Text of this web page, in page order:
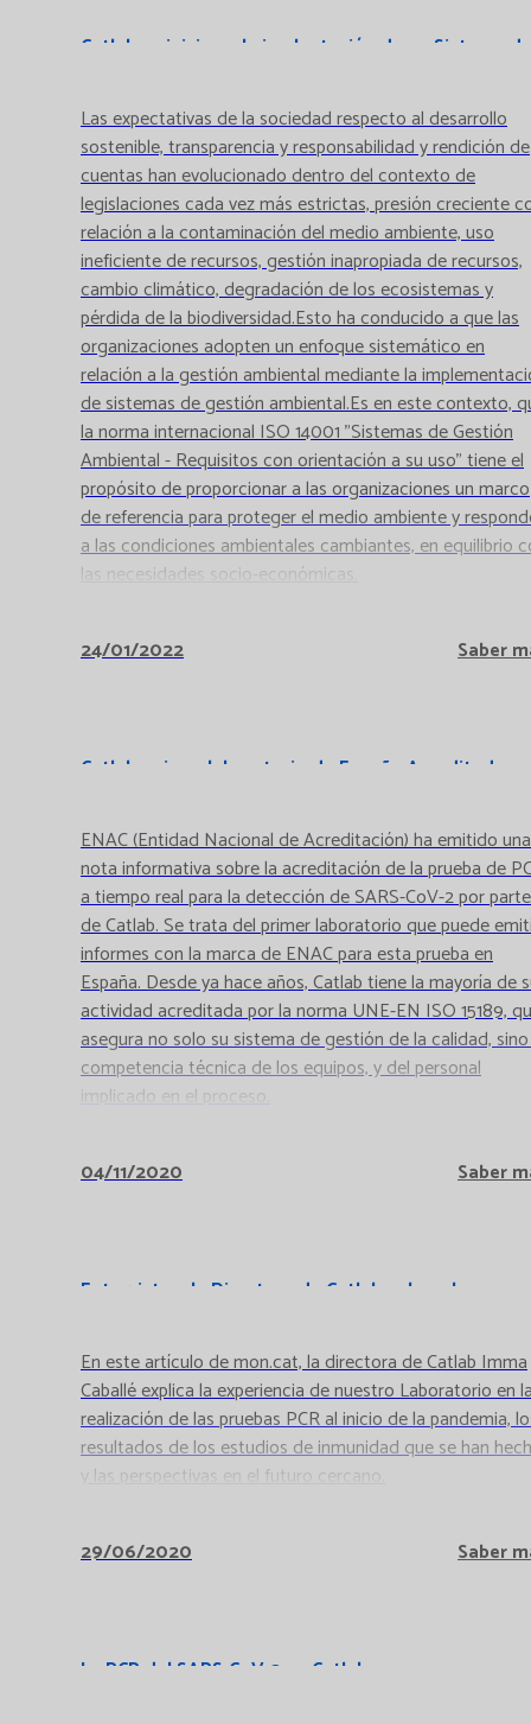
Catlab se inicia en la implantación de un Sistema de
Las expectativas de la sociedad respecto al desarrollo
sostenible, transparencia y responsabilidad y rendición de
cuentas han evolucionado dentro del contexto de
legislaciones cada vez más estrictas, presión creciente
relación a la contaminación del medio ambiente, uso
ineficiente de recursos, gestión inapropiada de recursos,
cambio climático, degradación de los ecosistemas y
pérdida de la biodiversidad.Esto ha conducido a que las
organizaciones adopten un enfoque sistemático en
relación a la gestión ambiental mediante la
de sistemas de gestión ambiental.Es en este contexto,
la norma internacional ISO 14001 "Sistemas de Gestión
Ambiental - Requisitos con orientación a su uso" tiene el
propósito de proporcionar a las organizaciones un marco
de referencia para proteger el medio ambiente y
a las condiciones ambientales cambiantes, en equilibrio
las necesidades socio-económicas.
24/01/2022 Saber
Catlab, primer laboratorio de España Acreditado
ENAC (Entidad Nacional de Acreditación) ha emitido una
nota informativa sobre la acreditación de la prueba de
a tiempo real para la detección de SARS-CoV-2 por parte
de Catlab. Se trata del primer laboratorio que puede
informes con la marca de ENAC para esta prueba en
España. Desde ya hace años, Catlab tiene la mayoría de
actividad acreditada por la norma UNE-EN ISO 15189,
asegura no solo su sistema de gestión de la calidad,
competencia técnica de los equipos, y del personal
implicado en el proceso.
04/11/2020 Saber
Entrevista a la Directora de Catlab sobre el
En este artículo de mon.cat, la directora de Catlab Imma
Caballé explica la experiencia de nuestro Laboratorio en
realización de las pruebas PCR al inicio de la pandemia,
resultados de los estudios de inmunidad que se han
y las perspectivas en el futuro cercano.
29/06/2020 Saber
La PCR del SARS-CoV-2 en Catlab